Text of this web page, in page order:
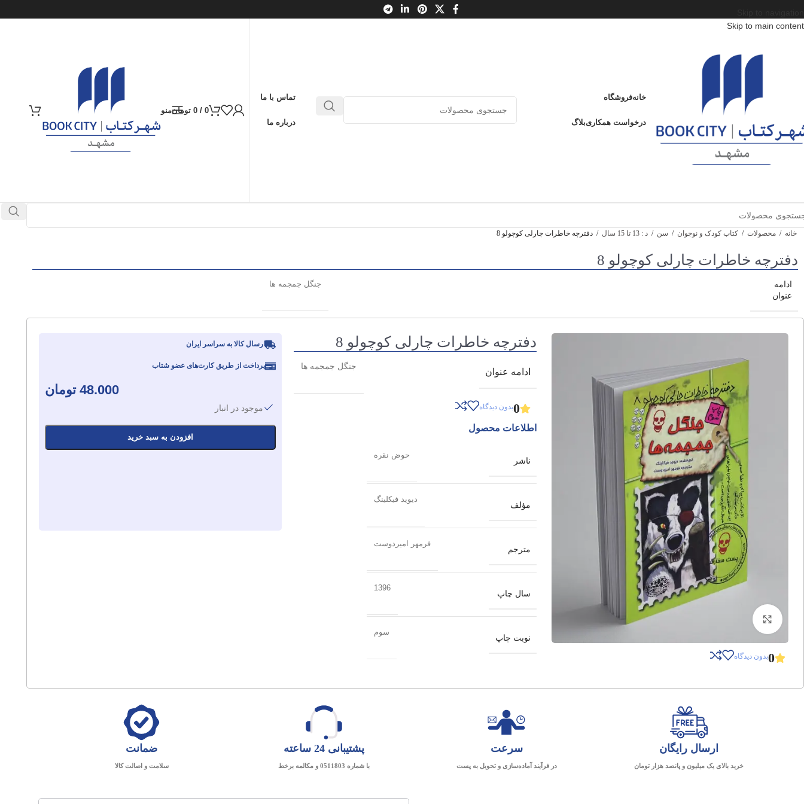
Skip to main content
خانهفروشگاه
درخواست همکاریبلاگ
تماس با ما
درباره ما
0
/
0 تومانمنو
خانه / محصولات / کتاب کودک و نوجوان / سن / د : 13 تا 15 سال / دفترچه خاطرات چارلی کوچولو 8
دفترچه خاطرات چارلی کوچولو 8
ادامه
عنوان
جنگل جمجمه ها
0بدون دیدگاه
دفترچه خاطرات چارلی کوچولو 8
ادامه عنوان
جنگل جمجمه ها
0بدون دیدگاه
اطلاعات محصول
ناشر
حوض نقره
مؤلف
دیوید فیکلینگ
مترجم
فرمهر امیردوست
سال چاپ
1396
نوبت چاپ
سوم
ارسال کالا به سراسر ایران
پرداخت از طریق کارت‌های عضو شتاب
48.000 تومان
موجود در انبار
افزودن به سبد خرید
ارسال رایگان
خرید بالای یک میلیون و پانصد هزار تومان
سرعت
در فرآیند آماده‌سازی و تحویل به پست
پشتیبانی 24 ساعته
با شماره 0511803 و مکالمه برخط
ضمانت
سلامت و اصالت کالا